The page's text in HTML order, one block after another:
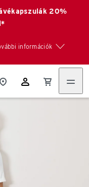
20%
információk